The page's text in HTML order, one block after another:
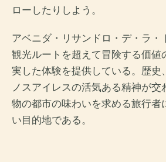
ローしたりしよう。
アベニダ・リサンドロ・デ・ラ・
観光ルートを超えて冒険する価値
実した体験を提供している。歴史
ノスアイレスの活気ある精神が
物の都市の味わいを求める旅行者
い目的地である。